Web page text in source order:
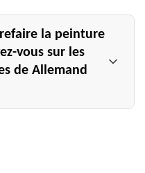
la peinture
vous sur les
de Allemand